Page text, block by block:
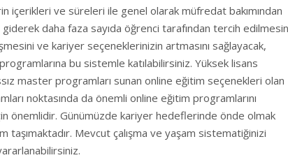
içerikleri ve süreleri ile genel olarak müfredat bakımından
daha faza sayıda öğrenci tarafından tercih
ve kariyer seçeneklerinizin artmasını sağlayacak,
bu sistemle katılabilirsiniz. Yüksek lisans
master programları sunan online eğitim seçenekleri olan
noktasında da önemli online eğitim programlarını
önemlidir. Günümüzde kariyer hedeflerinde önde olmak
Mevcut çalışma ve yaşam sistematiğinizi